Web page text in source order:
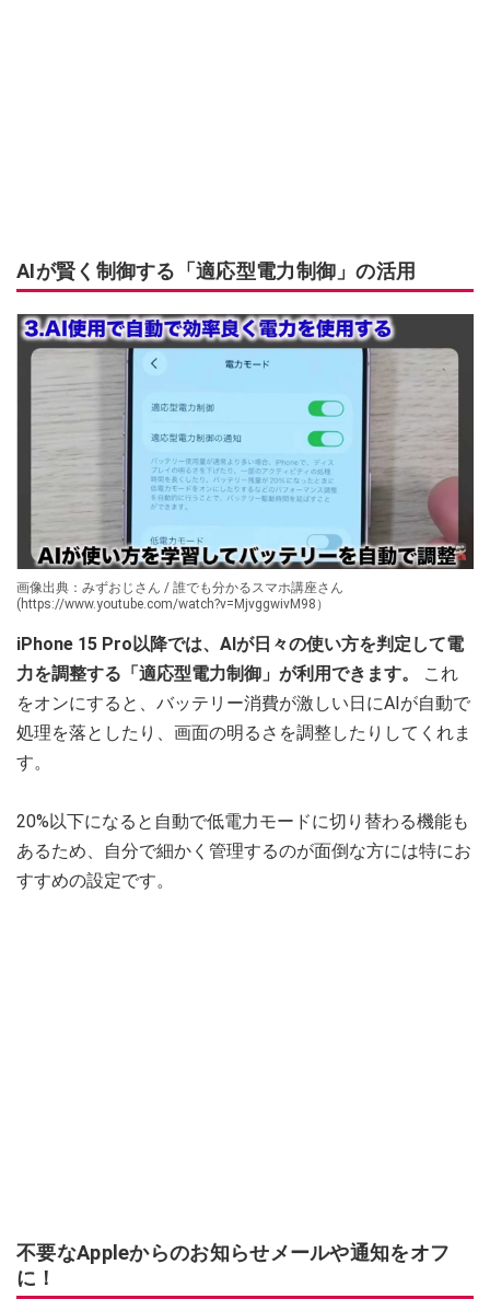
AIが賢く制御する「適応型電力制御」の活用
画像出典：みずおじさん / 誰でも分かるスマホ講座さん
(https://www.youtube.com/watch?v=MjvggwivM98）
iPhone 15 Pro以降では、AIが日々の使い方を判定して電
力を調整する「適応型電力制御」が利用できます。
これ
をオンにすると、バッテリー消費が激しい日にAIが自動で
処理を落としたり、画面の明るさを調整したりしてくれま
す。
20%以下になると自動で低電力モードに切り替わる機能も
あるため、自分で細かく管理するのが面倒な方には特にお
すすめの設定です。
不要なAppleからのお知らせメールや通知をオフ
に！